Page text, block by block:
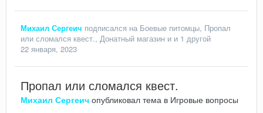
Михаил Сергеич подписался на Боевые питомцы, Пропал
или сломался квест., Донатный магазин и и 1 другой
22 января, 2023
Пропал или сломался квест.
Михаил Сергеич опубликовал тема в Игровые вопросы